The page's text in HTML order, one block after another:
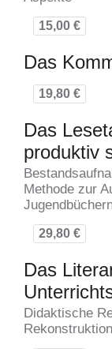
15,00 €
Das
19,80 €
Das
produktiv
Methode zur
29,80 €
Das
Didaktische